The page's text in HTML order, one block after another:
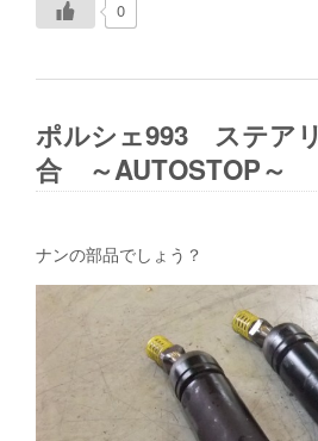
0
ポルシェ993 ステア
合 ～AUTOSTOP～
ナンの部品でしょう？